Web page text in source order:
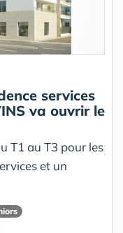
services
va ouvrir le
T1 au T3 pour les
et un